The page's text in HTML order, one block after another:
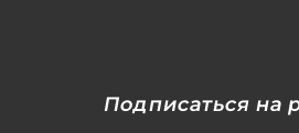
Подписаться на